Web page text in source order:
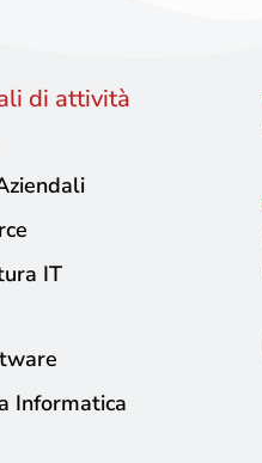
di attività
IT
Informatica